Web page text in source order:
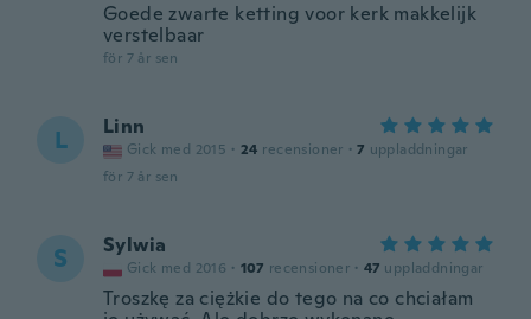
Goede zwarte ketting voor kerk makkelijk
verstelbaar
för 7 år sen
L Linn
Gick med 2015 · 24 recensioner · 7 uppladdningar
för 7 år sen
S Sylwia
Gick med 2016 · 107 recensioner · 47 uppladdningar
Troszkę za ciężkie do tego na co chciałam